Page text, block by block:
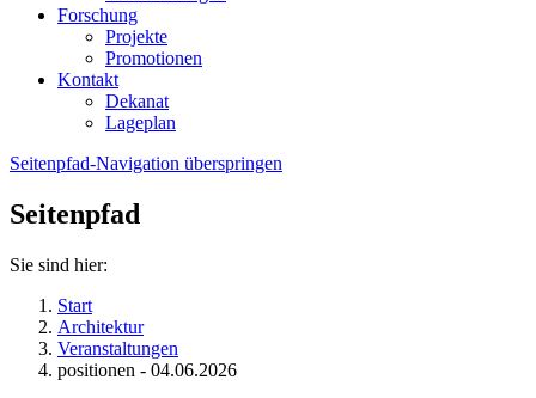
Forschung
Projekte
Promotionen
Kontakt
Dekanat
Lageplan
Seitenpfad-Navigation überspringen
Seitenpfad
Sie sind hier:
Start
Architektur
Veranstaltungen
positionen - 04.06.2026